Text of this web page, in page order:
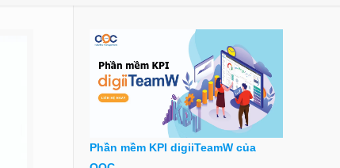
Phần mềm KPI digiiTeamW của